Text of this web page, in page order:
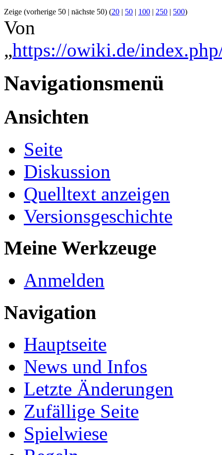
Zeige (vorherige 50 | nächste 50) (20 | 50 | 100 | 250 | 500)
Von
„https://owiki.de/
Navigationsmenü
Ansichten
Seite
Diskussion
Quelltext anzeigen
Versionsgeschichte
Meine Werkzeuge
Anmelden
Navigation
Hauptseite
News und Infos
Letzte Änderungen
Zufällige Seite
Spielwiese